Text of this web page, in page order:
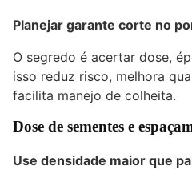
Planejar garante corte no
O segredo é acertar dose,
isso reduz risco, melhora
facilita manejo de colheita.
Dose de sementes e
Use densidade maior que